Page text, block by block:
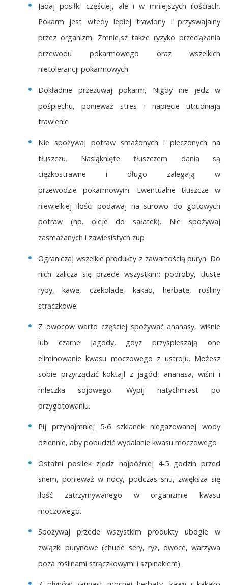
Jadaj posiłki częściej, ale i w mniejszych ilościach.
Pokarm jest wtedy lepiej trawiony i przyswajalny
przez organizm. Zmniejsz także ryzyko przeciążania
przewodu pokarmowego oraz wszelkich
nietolerancji pokarmowych
Dokładnie przeżuwaj pokarm, Nigdy nie jedz w
pośpiechu, ponieważ stres i napięcie utrudniają
trawienie
Nie spożywaj potraw smażonych i pieczonych na
tłuszczu. Nasiąknięte tłuszczem dania są
ciężkostrawne i długo zalegają w
przewodzie pokarmowym. Ewentualne tłuszcze w
niewielkiej ilości podawaj na surowo do gotowych
potraw (np. oleje do sałatek). Nie spożywaj
zasmażanych i zawiesistych zup
Ograniczaj wszelkie produkty z zawartością puryn. Do
nich zalicza się przede wszystkim: podroby, tłuste
ryby, kawę, czekoladę, kakao, herbatę, rośliny
strączkowe.
Z owoców warto częściej spożywać ananasy, wiśnie
lub czarne jagody, gdyz przyspieszają one
eliminowanie kwasu moczowego z ustroju. Możesz
sobie przyrządzić koktajl z jagód, ananasa, wiśni i
mleczka sojowego. Wypij natychmiast po
przygotowaniu.
Pij przynajmniej 5-6 szklanek niegazowanej wody
dziennie, aby pobudzić wydalanie kwasu moczowego
Ostatni posiłek zjedz najpóźniej 4-5 godzin przed
snem, ponieważ w nocy, podczas snu, zwiększa się
ilość zatrzymywanego w organizmie kwasu
moczowego.
Spożywaj przede wszystkim produkty ubogie w
związki purynowe (chude sery, ryż, owoce, warzywa
poza roślinami strączkowymi i szpinakiem).